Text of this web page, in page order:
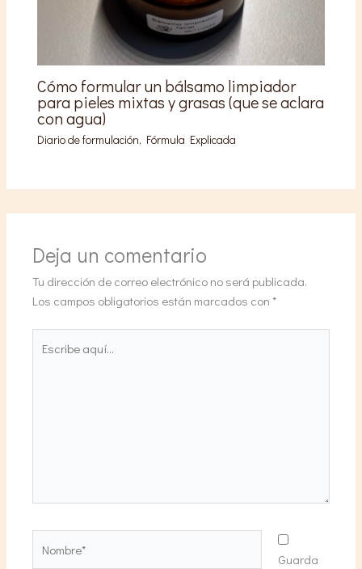
Cómo formular un bálsamo limpiador
para pieles mixtas y grasas (que se aclara
con agua)
Diario de formulación, Fórmula Explicada
Deja un comentario
Tu dirección de correo electrónico no será publicada.
Los campos obligatorios están marcados con*
aquí...
Guarda